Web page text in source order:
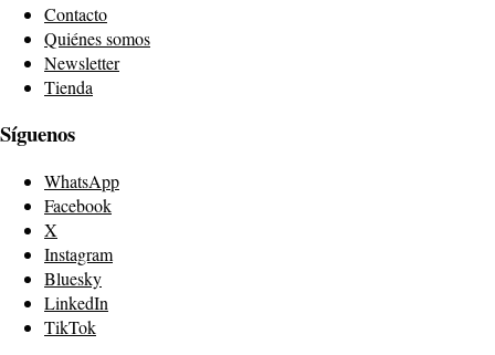
Contacto
Quiénes somos
Newsletter
Tienda
Síguenos
WhatsApp
Facebook
X
Instagram
Bluesky
LinkedIn
TikTok